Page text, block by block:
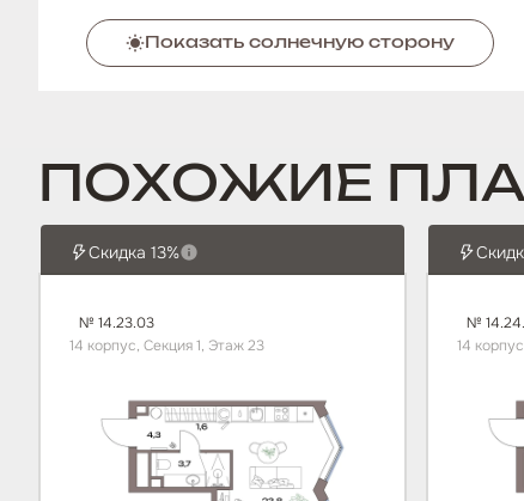
Показать солнечную сторону
ПОХОЖИЕ
Скидка 13%
№ 14.23.03
14 корпус, Секция 1, Этаж 23
№
14